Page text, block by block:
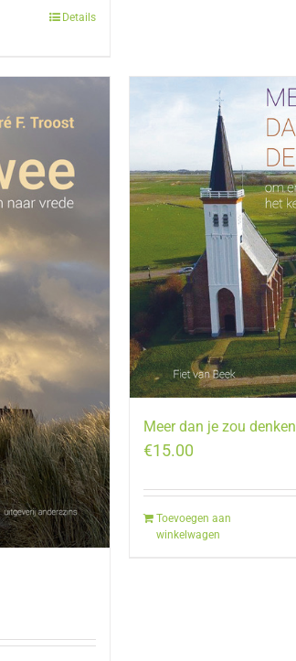
Details
Meer dan je zou denken
€15.00
Toevoegen aan
winkelwagen